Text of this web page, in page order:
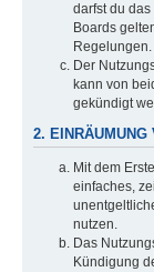
darfst du
Boards
Regelungen.
Der
kann von
gekündigt
2. EINRÄUMUNG
Mit dem
einfaches,
nutzen.
Das
Kündigung